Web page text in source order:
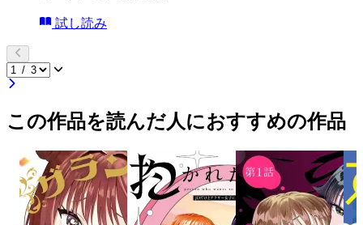
試し読み
この作品を読んだ人におすすめの作品